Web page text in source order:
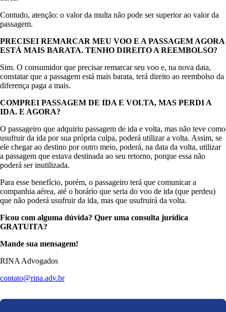
Contudo, atenção: o valor da multa não pode ser superior ao valor da
passagem.
PRECISEI REMARCAR MEU VOO E A PASSAGEM AGORA
ESTÁ MAIS BARATA. TENHO DIREITO A REEMBOLSO?
Sim. O consumidor que precisar remarcar seu voo e, na nova data,
constatar que a passagem está mais barata, terá direito ao reembolso da
diferença paga a mais.
COMPREI PASSAGEM DE IDA E VOLTA, MAS PERDI A
IDA. E AGORA?
O passageiro que adquiriu passagem de ida e volta, mas não teve como
usufruir da ida por sua própria culpa, poderá utilizar a volta. Assim, se
ele chegar ao destino por outro meio, poderá, na data da volta, utilizar
a passagem que estava destinada ao seu retorno, porque essa não
poderá ser inutilizada.
Para esse benefício, porém, o passageiro terá que comunicar a
companhia aérea, até o horário que seria do voo de ida (que perdeu)
que não poderá usufruir da ida, mas que usufruirá da volta.
Ficou com alguma dúvida? Quer uma consulta jurídica
GRATUITA?
Mande sua mensagem!
RINA Advogados
contato@rina.adv.br